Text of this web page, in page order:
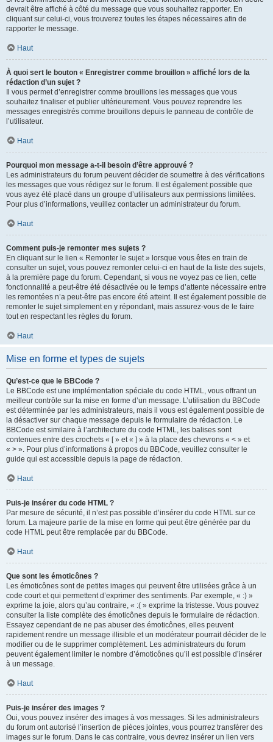
devrait être affiché à côté du message que vous souhaitez rapporter. En
cliquant sur celui-ci, vous trouverez toutes les étapes nécessaires afin de
rapporter le message.
Haut
À quoi sert le bouton « Enregistrer comme brouillon » affiché lors de la
rédaction d’un sujet ?
Il vous permet d’enregistrer comme brouillons les messages que vous
souhaitez finaliser et publier ultérieurement. Vous pouvez reprendre les
messages enregistrés comme brouillons depuis le panneau de contrôle de
l’utilisateur.
Haut
Pourquoi mon message a-t-il besoin d’être approuvé ?
Les administrateurs du forum peuvent décider de soumettre à des vérifications
les messages que vous rédigez sur le forum. Il est également possible que
vous ayez été placé dans un groupe d’utilisateurs aux permissions limitées.
Pour plus d’informations, veuillez contacter un administrateur du forum.
Haut
Comment puis-je remonter mes sujets ?
En cliquant sur le lien « Remonter le sujet » lorsque vous êtes en train de
consulter un sujet, vous pouvez remonter celui-ci en haut de la liste des sujets,
à la première page du forum. Cependant, si vous ne voyez pas ce lien, cette
fonctionnalité a peut-être été désactivée ou le temps d’attente nécessaire entre
les remontées n’a peut-être pas encore été atteint. Il est également possible de
remonter le sujet simplement en y répondant, mais assurez-vous de le faire
tout en respectant les règles du forum.
Haut
Mise en forme et types de sujets
Qu’est-ce que le BBCode ?
Le BBCode est une implémentation spéciale du code HTML, vous offrant un
meilleur contrôle sur la mise en forme d’un message. L’utilisation du BBCode
est déterminée par les administrateurs, mais il vous est également possible de
la désactiver sur chaque message depuis le formulaire de rédaction. Le
BBCode est similaire à l’architecture du code HTML, les balises sont
contenues entre des crochets « [ » et « ] » à la place des chevrons « < » et
« > ». Pour plus d’informations à propos du BBCode, veuillez consulter le
guide qui est accessible depuis la page de rédaction.
Haut
Puis-je insérer du code HTML ?
Par mesure de sécurité, il n’est pas possible d’insérer du code HTML sur ce
forum. La majeure partie de la mise en forme qui peut être générée par du
code HTML peut être remplacée par du BBCode.
Haut
Que sont les émoticônes ?
Les émoticônes sont de petites images qui peuvent être utilisées grâce à un
code court et qui permettent d’exprimer des sentiments. Par exemple, « :) »
exprime la joie, alors qu’au contraire, « :( » exprime la tristesse. Vous pouvez
consulter la liste complète des émoticônes depuis le formulaire de rédaction.
Essayez cependant de ne pas abuser des émoticônes, elles peuvent
rapidement rendre un message illisible et un modérateur pourrait décider de le
modifier ou de le supprimer complètement. Les administrateurs du forum
peuvent également limiter le nombre d’émoticônes qu’il est possible d’insérer
à un message.
Haut
Puis-je insérer des images ?
Oui, vous pouvez insérer des images à vos messages. Si les administrateurs
du forum ont autorisé l’insertion de pièces jointes, vous pourrez transférer des
images sur le forum. Dans le cas contraire, vous devrez insérer un lien vers